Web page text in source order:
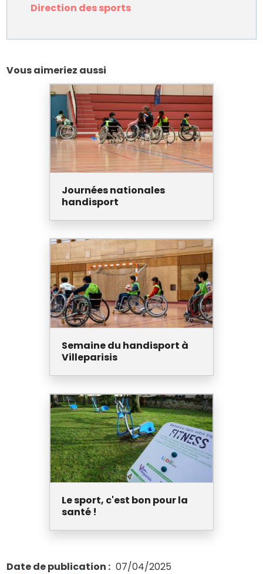
Direction des sports
Vous aimeriez aussi
Journées nationales
handisport
Semaine du handisport à
Villeparisis
Le sport, c'est bon pour la
santé !
Date de publication 07/04/2025